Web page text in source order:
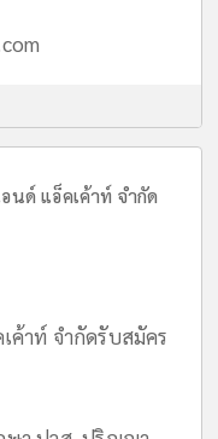
นด์ แอ็คเค้าท์ จำกัด
ค้าท์ จำกัดรับสมัคร